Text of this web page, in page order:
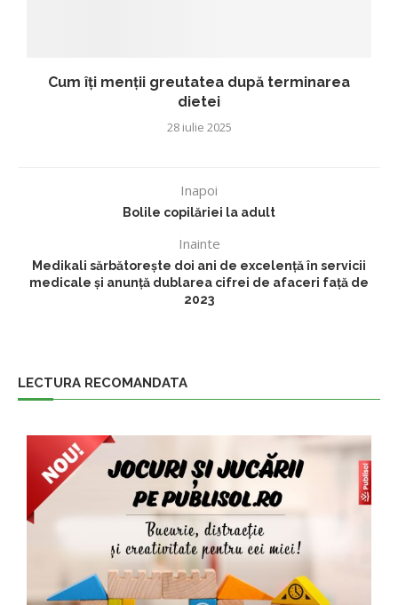
Cum îți menții greutatea după terminarea
dietei
28 iulie 2025
Inapoi
Bolile copilăriei la adult
Inainte
Medikali sărbătorește doi ani de excelență în servicii
medicale și anunță dublarea cifrei de afaceri față de
2023
LECTURA RECOMANDATA